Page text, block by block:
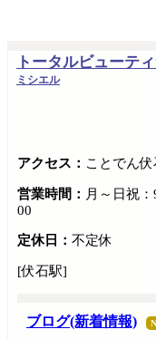
トータルビューテ
ミシエル
アクセス： ことでん
営業時間： 月～日祝：
00
定休日： 不定休
[伏石駅]
ブログ(新着情報)